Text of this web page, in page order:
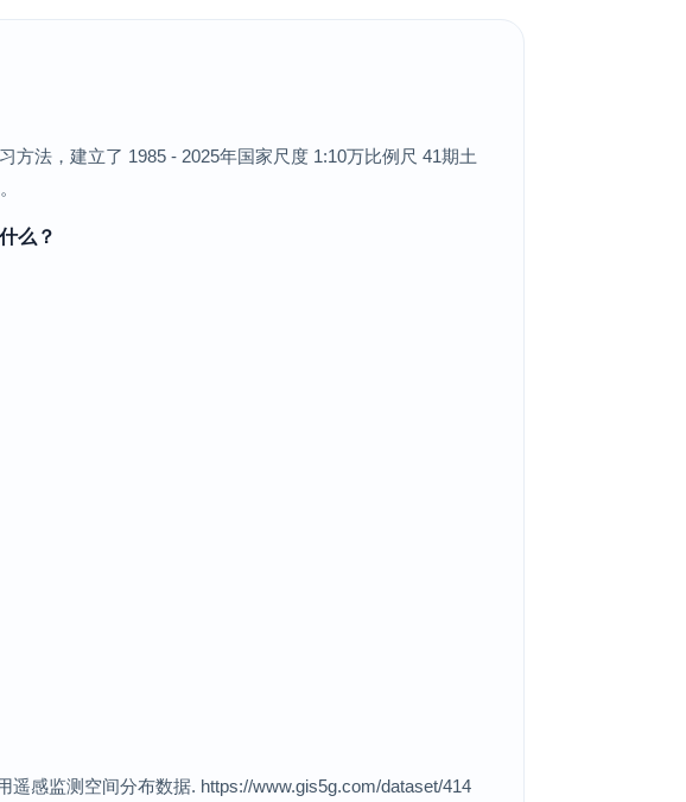
法，建立了 1985 - 2025年国家尺度 1:10万比例尺 41期土
么？
感监测空间分布数据. https://www.gis5g.com/dataset/414